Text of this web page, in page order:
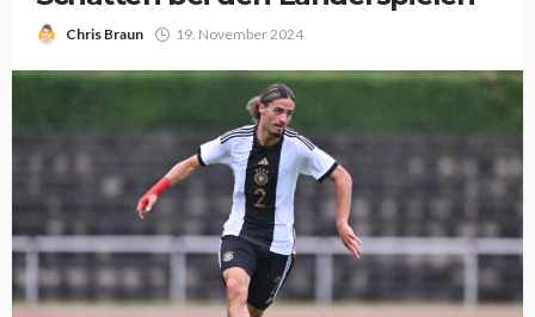
Chris Braun 19. November 2024